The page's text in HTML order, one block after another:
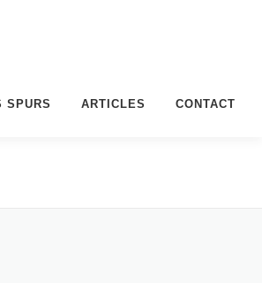
SPURS ARTICLES CONTACT